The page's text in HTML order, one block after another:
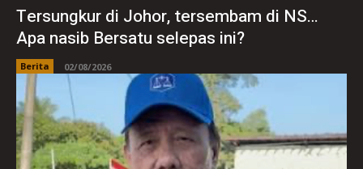
Tersungkur di Johor, tersembam di NS…
Apa nasib Bersatu selepas ini?
Berita 02/08/2026